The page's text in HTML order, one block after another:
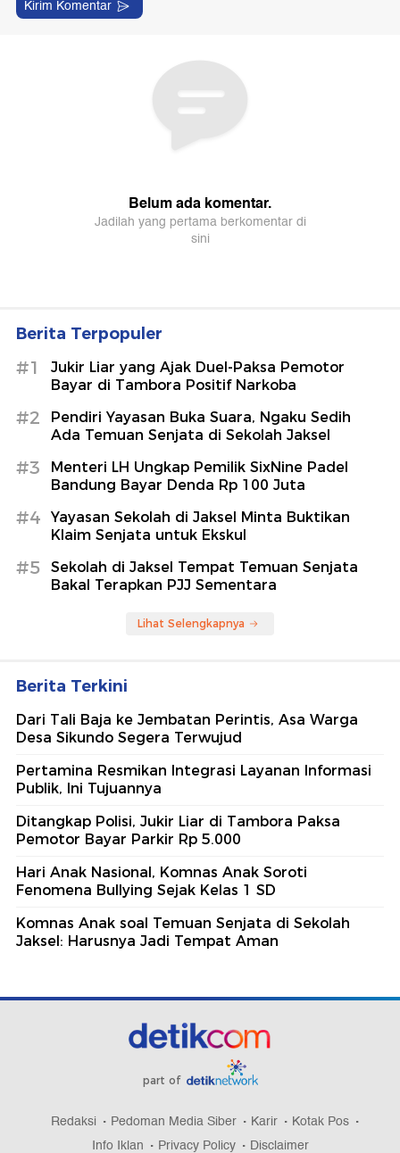
Berita Terpopuler
#1
Jukir Liar yang Ajak Duel-Paksa Pemotor
Bayar di Tambora Positif Narkoba
#2
Pendiri Yayasan Buka Suara, Ngaku Sedih
Ada Temuan Senjata di Sekolah Jaksel
#3
Menteri LH Ungkap Pemilik SixNine Padel
Bandung Bayar Denda Rp 100 Juta
#4
Yayasan Sekolah di Jaksel Minta Buktikan
Klaim Senjata untuk Ekskul
#5
Sekolah di Jaksel Tempat Temuan Senjata
Bakal Terapkan PJJ Sementara
Lihat Selengkapnya
Berita Terkini
Dari Tali Baja ke Jembatan Perintis, Asa Warga
Desa Sikundo Segera Terwujud
Pertamina Resmikan Integrasi Layanan Informasi
Publik, Ini Tujuannya
Ditangkap Polisi, Jukir Liar di Tambora Paksa
Pemotor Bayar Parkir Rp 5.000
Hari Anak Nasional, Komnas Anak Soroti
Fenomena Bullying Sejak Kelas 1 SD
Komnas Anak soal Temuan Senjata di Sekolah
Jaksel: Harusnya Jadi Tempat Aman
part of
Redaksi Pedoman Media Siber Karir
Kotak Pos
Info Iklan
Privacy Policy Disclaimer